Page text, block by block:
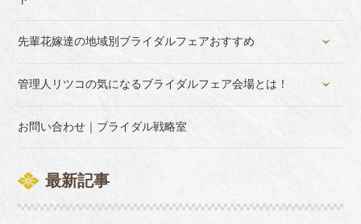
先輩花嫁達の地域別ブライダルフェアおすすめ
管理人リツコの気になるブライダルフェア会場とは！
お問い合わせ｜ブライダル戦略室
最新記事